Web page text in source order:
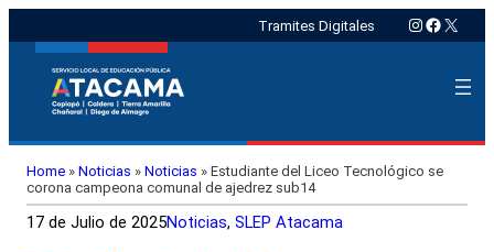
Tramites Digitales Instagram
X
Home » Noticias » Noticias » Estudiante del Liceo Tecnológico se
corona campeona comunal de ajedrez sub14
17 de Julio de 2025Noticias, SLEP Atacama